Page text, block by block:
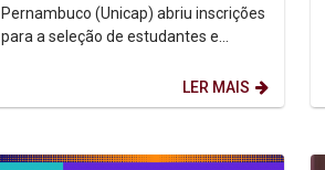
Pernambuco (Unicap) abriu inscrições
para a seleção de estudantes e
Programa de Educação pelo...LER MAIS